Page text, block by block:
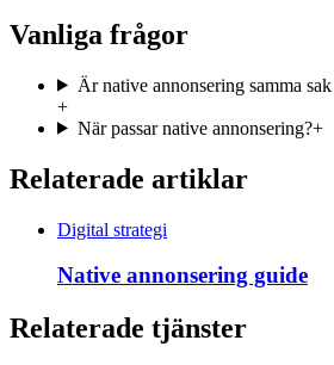
Vanliga frågor
Är native annonsering samma
+
När passar native annonsering?+
Relaterade artiklar
Digital strategi
Native annonsering guide
Relaterade tjänster